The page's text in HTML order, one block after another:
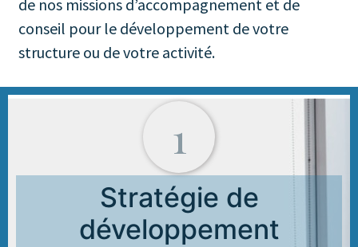
de nos missions d’accompagnement et de
conseil pour le développement de votre
structure ou de votre activité.
1
Stratégie de
développement